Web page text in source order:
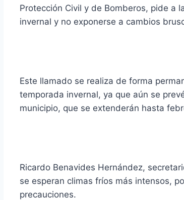
Protección Civil y de Bomberos, pide a
invernal y no exponerse a cambios
Este llamado se realiza de forma
temporada invernal, ya que aún se
municipio, que se extenderán hasta
Ricardo Benavides Hernández,
se esperan climas fríos más intensos,
precauciones.